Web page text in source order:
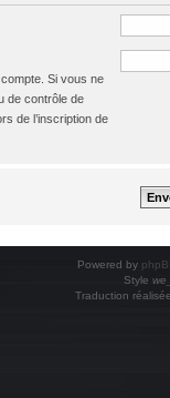
Si vous ne
de contrôle de
de l’inscription de
Powered by
Style
Traduction